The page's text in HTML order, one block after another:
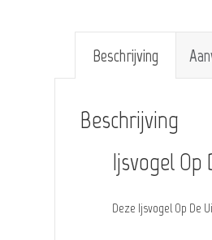
Beschrijving
Beschrijving
Ijsvogel Op
Deze Ijsvogel Op De